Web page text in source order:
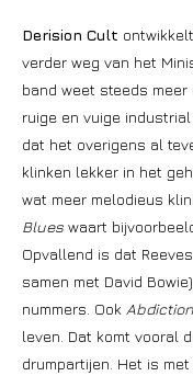
Derision Cult
verder weg van het
band weet steeds
ruige en vuige
dat het overigens al
klinken lekker in het
wat meer melodieus
Blues waart
Opvallend is dat
samen met David
nummers. Ook
leven. Dat komt vooral
drumpartijen. Het is